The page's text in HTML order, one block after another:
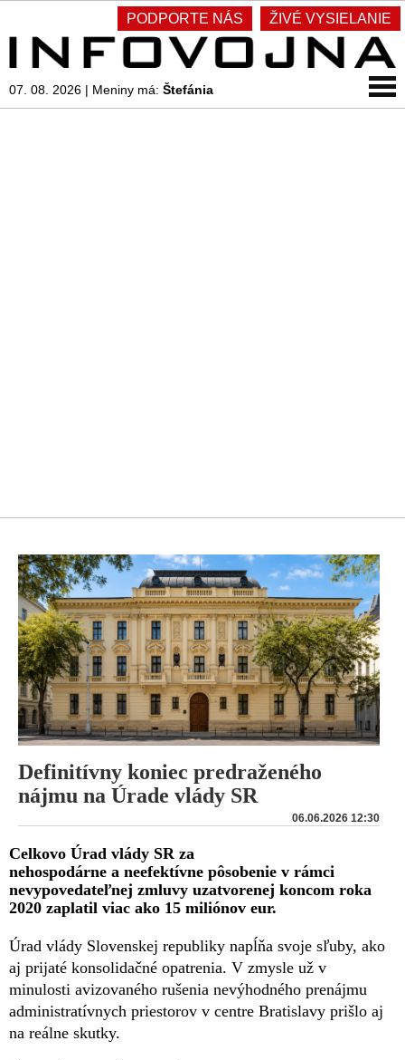
PODPORTE NÁS ŽIVÉ VYSIELANIE
07. 08. 2026 | Meniny má: Štefánia
Definitívny koniec predraženého
nájmu na Úrade vlády SR
06.06.2026 12:30
Celkovo Úrad vlády SR za
nehospodárne a neefektívne pôsobenie v rámci
nevypovedateľnej zmluvy uzatvorenej koncom roka
2020 zaplatil viac ako 15 miliónov eur.
Úrad vlády Slovenskej republiky napĺňa svoje sľuby, ako
aj prijaté konsolidačné opatrenia. V zmysle už v
minulosti avizovaného rušenia nevýhodného prenájmu
administratívnych priestorov v centre Bratislavy prišlo aj
na reálne skutky.